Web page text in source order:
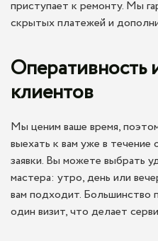
приступает к ремонту. Мы
скрытых платежей и
Оперативность
клиентов
Мы ценим ваше время,
выехать к вам уже в течение
заявки. Вы можете выбрать
мастера: утро, день или
вам подходит. Большинство
один визит, что делает